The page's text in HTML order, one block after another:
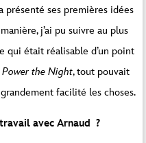
ses premières idées
j’ai pu suivre au plus
qui était réalisable d’un point
the Night, tout pouvait
facilité les choses.
avec Arnaud ?